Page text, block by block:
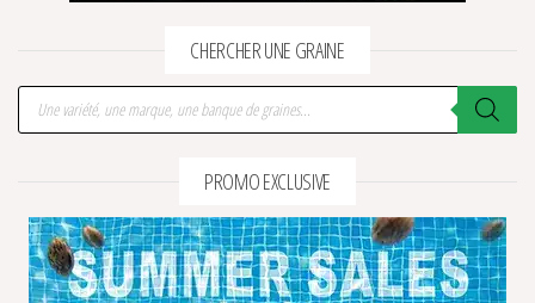
CHERCHER UNE GRAINE
Recherche de produits
PROMO EXCLUSIVE